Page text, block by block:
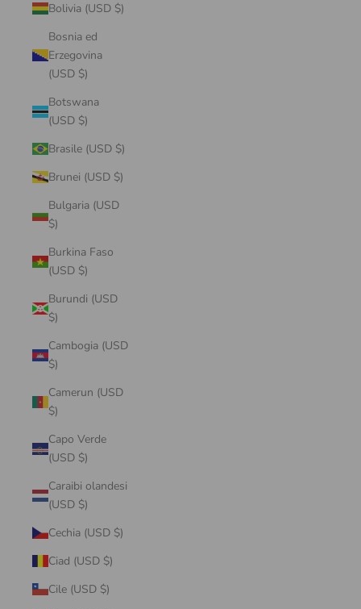
Bolivia (USD $)
Bosnia ed
Erzegovina
(USD $)
Botswana
(USD $)
Brasile (USD $)
Brunei (USD $)
Bulgaria (USD
$)
Burkina Faso
(USD $)
Burundi (USD
$)
Cambogia (USD
$)
Camerun (USD
$)
Capo Verde
(USD $)
Caraibi olandesi
(USD $)
Cechia (USD $)
Ciad (USD $)
Cile (USD $)